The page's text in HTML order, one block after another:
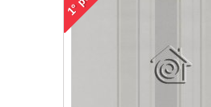
1°